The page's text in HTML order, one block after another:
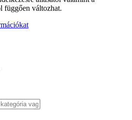
függően változhat.